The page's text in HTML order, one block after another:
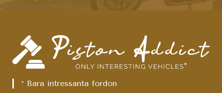
* Bara intressanta fordon